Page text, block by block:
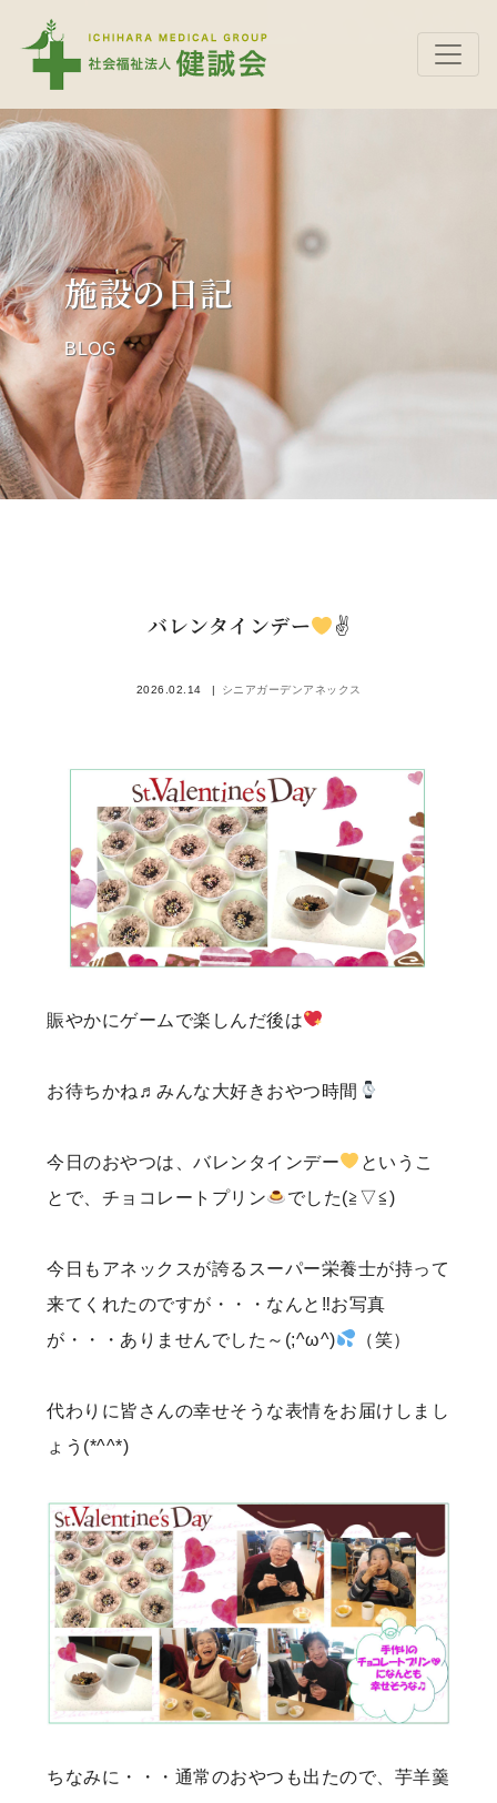
施設の日記
BLOG
バレンタインデー ✌
2026.02.14 シニアガーデンアネックス
賑やかにゲームで楽しんだ後は
お待ちかね♬みんな大好きおやつ時間
今日のおやつは、バレンタインデー
というこ
とで、チョコレートプリン
でした(≧▽≦)
今日もアネックスが誇るスーパー栄養士が持って
来てくれたのですが・・・なんと‼お写真
が・・・ありませんでした～(;^ω^)
（笑）
代わりに皆さんの幸せそうな表情をお届けしまし
ょう(*^^*)
ちなみに・・・通常のおやつも出たので、芋羊羹